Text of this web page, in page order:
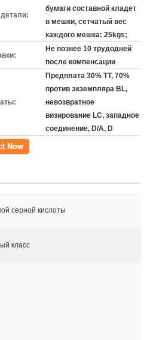
бумаги составной кладет
в мешки, сетчатый вес
каждого мешка: 25kgs;
Не познее 10 трудодней
после компенсации
Предплата 30% TT, 70%
против экземпляра BL,
невозвратное
визирование LC, западное
соединение, D/A, D
серной кислоты
класс